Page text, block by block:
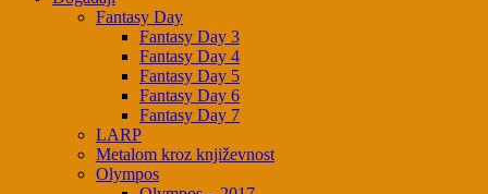
Fantasy Day
Fantasy Day 3
Fantasy Day 4
Fantasy Day 5
Fantasy Day 6
Fantasy Day 7
LARP
Metalom kroz književnost
Olympos